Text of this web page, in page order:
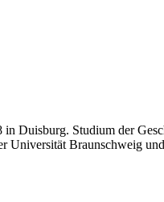
Duisburg. Studium der
Universität Braunschweig